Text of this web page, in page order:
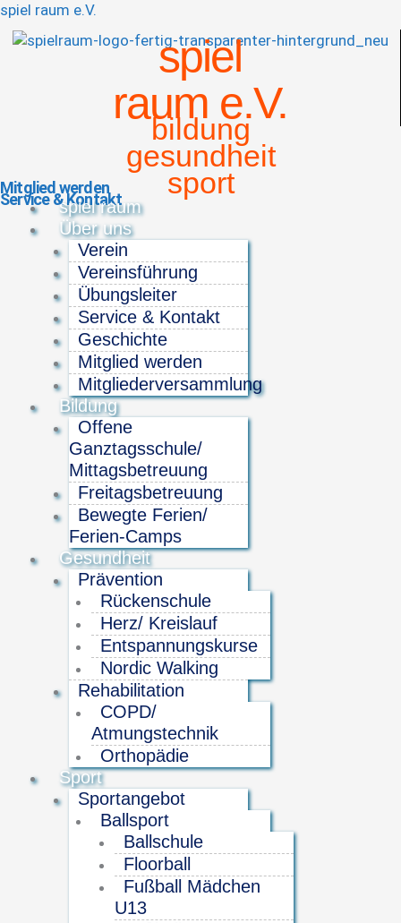
spiel raum e.V.
spiel
raum e.V.
bildung
gesundheit
sport
Mitglied werden
Service & Kontakt
Menü
spiel raum
Über uns
Verein
Vereinsführung
Übungsleiter
Service & Kontakt
Geschichte
Mitglied werden
Mitgliederversammlung
Bildung
Offene
Ganztagsschule/
Mittagsbetreuung
Freitagsbetreuung
Bewegte Ferien/
Ferien-Camps
Gesundheit
Prävention
Rückenschule
Herz/ Kreislauf
Entspannungskurse
Nordic Walking
Rehabilitation
COPD/
Atmungstechnik
Orthopädie
Sport
Sportangebot
Ballsport
Ballschule
Floorball
Fußball Mädchen
U13